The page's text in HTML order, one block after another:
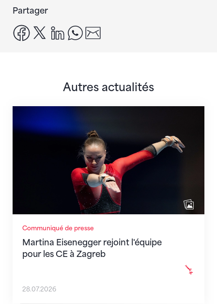
Partager
facebook
x linkedinwhatsapp
Autres actualités
Communiqué de presse
Martina Eisenegger rejoint l'équipe
pour les CE à Zagreb
28.07.2026